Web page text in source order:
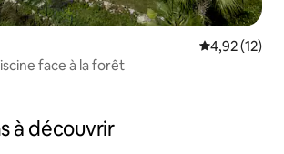
Note
4,92 (12)
Eze - Villa avec piscine face à la forêt
à découvrir